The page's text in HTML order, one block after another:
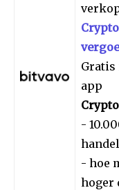
Gratis
app
-
- hoe
hoger